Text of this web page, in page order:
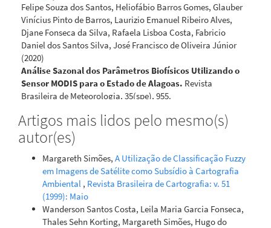
Felipe Souza dos Santos, Heliofábio Barros Gomes, Glauber
Vinícius Pinto de Barros, Laurizio Emanuel Ribeiro Alves,
Djane Fonseca da Silva, Rafaela Lisboa Costa, Fabricio
Daniel dos Santos Silva, José Francisco de Oliveira Júnior
(2020)
Análise Sazonal dos Parâmetros Biofísicos Utilizando o
Sensor MODIS para o Estado de Alagoas. Revista
Brasileira de Meteorologia, 35(spe), 955.
Artigos mais lidos pelo mesmo(s)
autor(es)
Margareth Simões, A Utilização de Classificação Fuzzy
em Imagens de Satélite como Subsídio à Cartografia
Ambiental , Revista Brasileira de Cartografia: v. 51
(1999): Maio
Wanderson Santos Costa, Leila Maria Garcia Fonseca,
Thales Sehn Korting, Margareth Simões, Hugo do